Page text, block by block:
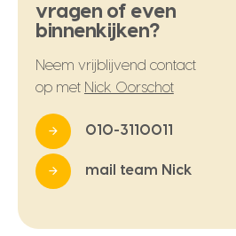
vragen of even
binnenkijken?
Neem vrijblijvend contact
op met Nick Oorschot
010-3110011
mail team Nick